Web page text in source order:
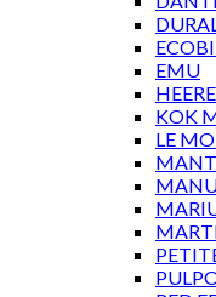
EMU
KOK
LE